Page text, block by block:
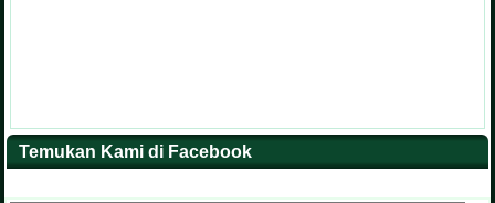
Temukan Kami di Facebook